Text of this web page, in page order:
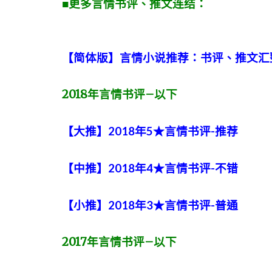
■更多言情书评、推文连结：
【简体版】言情小说推荐：书评、推文
2018年言情书评–以下
【大推】2018年5★言情书评-推荐
【中推】2018年4★言情书评-不错
【小推】2018年3★言情书评-普通
2017年言情书评–以下